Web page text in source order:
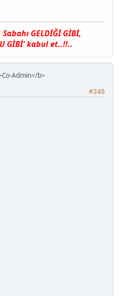
GELDİĞİ GİBİ,
GİBİ' kαbul et..!!..
Admin</b>
#240